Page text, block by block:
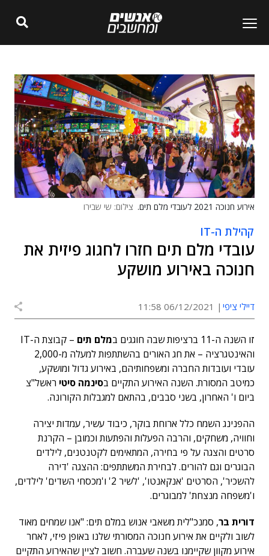
אירוע חנוכה 2021 לעובדי מלם תים. צילום: שי שבירו
קהילת ה-IT
עובדי מלם תים חזרו לחגוג פיזית את
חנוכה באירוע מושקע
דיילי ציפי 06/12/2021 11:58
זו השנה ה-11 ברציפות שבה חוגגים ב מלם תים
– קבוצת ה-IT
והאינטגרציה – את חג האורים בהשתתפות למעלה מ-2,000
עובדי ועובדות החברה ומשפחותיהם, באירוע גדול ומושקע,
כמיטב המסורת. השנה האירוע התקיים בסינמה סיטי ראשל"צ
ביום ו' האחרון, בשני סבבים, בהתאם למגבלות הקורונה.
ההפנינג השמח כלל ארוחת בוקר, כיבוד עשיר, עמדות יצירה
וחוויה, משחקים, והרבה הפעלות והפתעות וכמובן – הקרנת
סרטים והצגה על פי בחירה, המתאימים לקטנטנים, לילדים
הבוגרים וגם להורים. לבחירת המשתתפים: ההצגה 'דירה
להשכיר', הסרטים 'אנקאנטו', 'לשיר 2' ו'מכסחי השדים' לילדים,
ו'משפחה מנצחת' למבוגרים.
דורית בר, סמנכ"לית משאבי אנוש במלם תים: "אנו שמחים מאוד
לשוב ולקיים את אירוע חנוכה המסורתי שלנו באופן פיזי, לאחר
אירוע מקוון שקיימנו בשנה שעברה. חשוב לציין שהאירוע התקיים